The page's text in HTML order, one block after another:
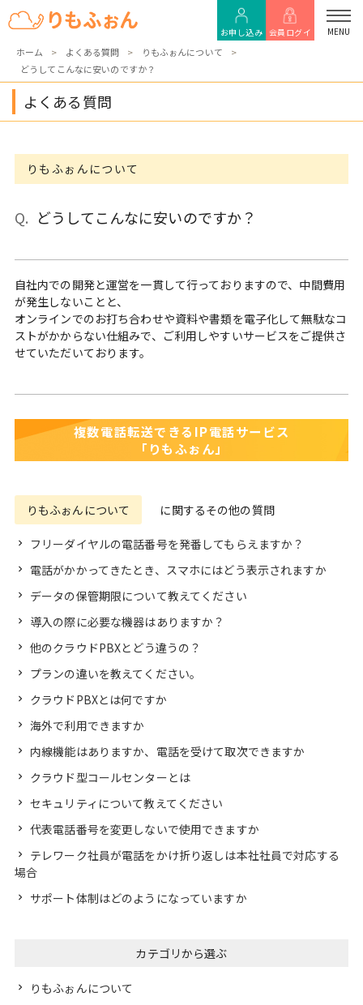
お申し込み 会員ログイ MENU
ホーム よくある質問
りもふぉんについて
どうしてこんなに安いのですか？
よくある質問
りもふぉんについて
どうしてこんなに安いのですか？
自社内での開発と運営を一貫して行っておりますので、中間費用
が発生しないことと、
オンラインでのお打ち合わせや資料や書類を電子化して無駄なコ
ストがかからない仕組みで、ご利用しやすいサービスをご提供さ
せていただいております。
複数電話転送できるIP電話サービス
「りもふぉん」
りもふぉんについて に関するその他の質問
フリーダイヤルの電話番号を発番してもらえますか？
電話がかかってきたとき、スマホにはどう表示されますか
データの保管期限について教えてください
導入の際に必要な機器はありますか？
他のクラウドPBXとどう違うの？
プランの違いを教えてください。
クラウドPBXとは何ですか
海外で利用できますか
内線機能はありますか、電話を受けて取次できますか
クラウド型コールセンターとは
セキュリティについて教えてください
代表電話番号を変更しないで使用できますか
テレワーク社員が電話をかけ折り返しは本社社員で対応する
場合
サポート体制はどのようになっていますか
カテゴリから選ぶ
りもふぉんについて